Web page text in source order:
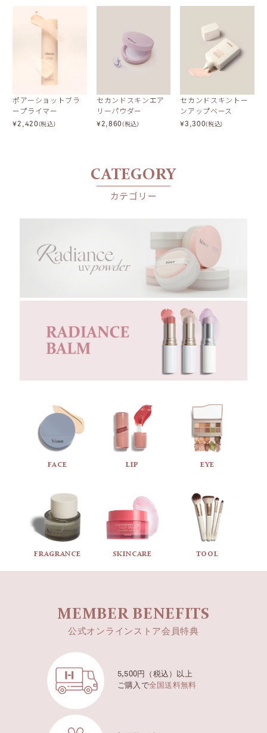
朝から晩まで一日中
キープできるカバー力
テカリを抑えるクロスポリマーパウダーで
一日中、自分の肌のようなカバー力を維持
一回使用後 マスク着用4時間後
※試験機関 : 韓国皮膚科学研究所
試験対象者 : 大人女性21名
POINT 3
細分化されたニュートラルシェードで
自分の肌にぴったりのセカンドスキンカラー
17 FAIR フェア
ロージー系の明るくて華やかなポーセリンカラー
21 LIGHT ライト
ナチュラルでやや明るいアイボリーカラー
ニュートラルトーンのナチュラルベージュカラー
ポアーショットブラ
ープライマー
¥2,420(税込)
セカンドスキンエア
リーパウダー
¥2,860(税込)
セカンドスキントー
ンアップベース
¥3,300(税込)
CATEGORY
カテゴリー
FACE LIP EYE
FRAGRANCE SKINCARE TOOL
MEMBER BENEFITS
公式オンラインストア会員特典
5,500円（税込）以上
ご購入で全国送料無料